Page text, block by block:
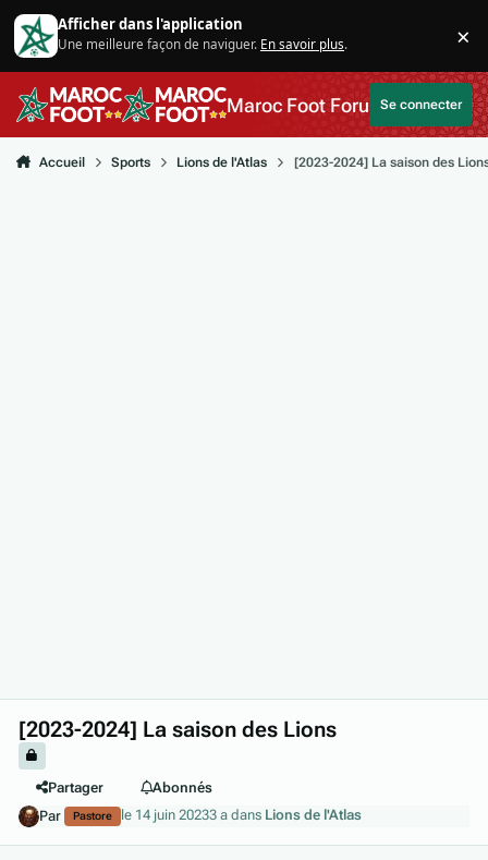
Aller au contenu
Afficher dans l'application
Une meilleure façon de naviguer. En savoir plus. ×
Maroc Foot ForumSe connecter
Accueil Sports Lions de l'Atlas [2023-2024] La saison des
[2023-2024] La saison des Lions
Partager
Abonnés
Par
Pastore le 14 juin 20233 a dans Lions de l'Atlas